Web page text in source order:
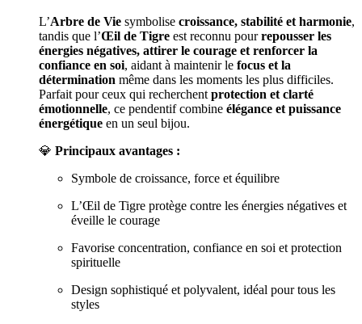
L’Arbre de Vie symbolise croissance, stabilité et harmonie,
tandis que l’Œil de Tigre est reconnu pourrepousser les
énergies négatives, attirer le courage et renforcer la
confiance en soi, aidant à maintenir le focus et la
détermination même dans les moments les plus difficiles.
Parfait pour ceux qui recherchent protection et clarté
émotionnelle, ce pendentif combine élégance et puissance
énergétique en un seul bijou.
💎 Principaux avantages :
Symbole de croissance, force et équilibre
L’Œil de Tigre protège contre les énergies négatives et
éveille le courage
Favorise concentration, confiance en soi et protection
spirituelle
Design sophistiqué et polyvalent, idéal pour tous les
styles